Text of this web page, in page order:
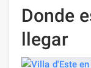
Donde
llegar